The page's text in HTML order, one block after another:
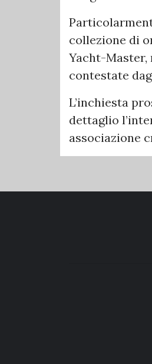
collezione di
Yacht-
contestate
L’inchiesta
dettaglio
associazione